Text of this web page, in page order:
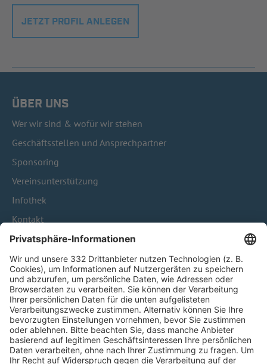
JETZT PROFIL ANLEGEN
ÜBER UNS
Wer wir sind & wofür wir stehen
Geschäftsstellen und Ansprechpartner
Sponsoring
Vereinsunterstützung
Infothek
Kontakt
HÄUFIG BESUCHTE SEITEN
Pässe und Vereinswechsel
Trainerausbildung
Schulungsangebot Vereinsmitarbeiter
BFV-Geschäftsstellen
Trainerbörse